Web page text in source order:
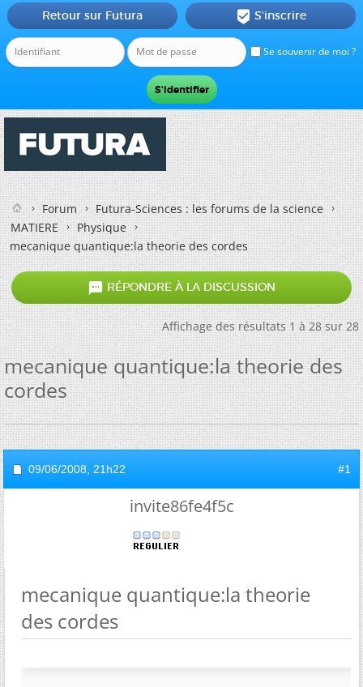
Se souvenir de moi ?
Retour sur Futura  S'inscrire
Forum
Futura-Sciences : les forums de la science
MATIERE
Physique
mecanique quantique:la theorie des cordes
 RÉPONDRE À LA DISCUSSION
Affichage des résultats 1 à 28 sur 28
mecanique quantique:la theorie des
cordes
09/06/2008, 21h22 #1
invite86fe4f5c
mecanique quantique:la theorie
des cordes